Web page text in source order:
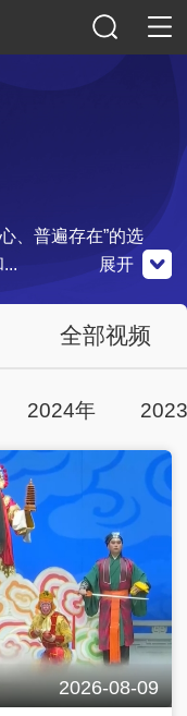
、普遍存在”的选
展开
全部视频
2024年
2026-08-09